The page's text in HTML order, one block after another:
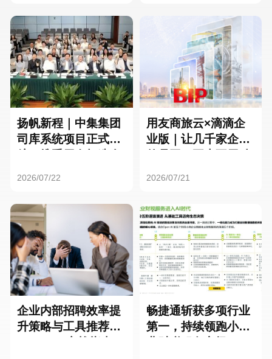
扬帆新程｜中集集团
司库系统项目正式启
2026/07/22
用友商旅云×滴滴企
业版｜让几千家企业
2026/07/21
企业内部招聘效率提
升策略与工具推荐：
畅捷通斩获多项行业
第一，持续领跑小微